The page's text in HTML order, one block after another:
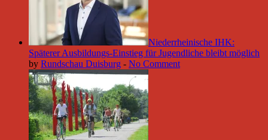
Niederrheinische IHK:
Späterer Ausbildungs-Einstieg für Jugendliche bleibt möglich
by Rundschau Duisburg - No Comment